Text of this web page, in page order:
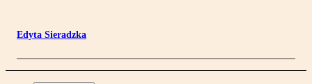
Edyta Sieradzka